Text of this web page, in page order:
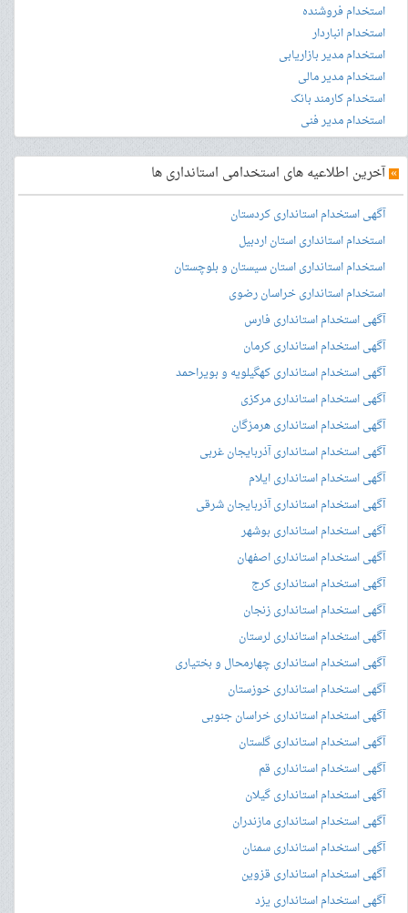
استخدام فروشنده
استخدام انباردار
استخدام مدیر بازاریابی
استخدام مدیر مالی
استخدام کارمند بانک
استخدام مدیر فنی
»آخرین اطلاعیه های استخدامی استانداری ها
آگهی استخدام استانداری کردستان
استخدام استانداری استان اردبیل
استخدام استانداری استان سیستان و بلوچستان
استخدام استانداری خراسان رضوی
آگهی استخدام استانداری فارس
آگهی استخدام استانداری کرمان
آگهی استخدام استانداری کهگیلویه و بویراحمد
آگهی استخدام استانداری مرکزی
آگهی استخدام استانداری هرمزگان
آگهی استخدام استانداری آذربایجان غربی
آگهی استخدام استانداری ایلام
آگهی استخدام استانداری آذربایجان شرقی
آگهی استخدام استانداری بوشهر
آگهی استخدام استانداری اصفهان
آگهی استخدام استانداری کرج
آگهی استخدام استانداری زنجان
آگهی استخدام استانداری لرستان
آگهی استخدام استانداری چهارمحال و بختیاری
آگهی استخدام استانداری خوزستان
آگهی استخدام استانداری خراسان جنوبی
آگهی استخدام استانداری گلستان
آگهی استخدام استانداری قم
آگهی استخدام استانداری گیلان
آگهی استخدام استانداری مازندران
آگهی استخدام استانداری سمنان
آگهی استخدام استانداری قزوین
آگهی استخدام استانداری یزد